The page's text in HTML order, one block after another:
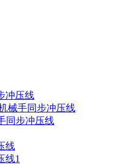
冲压线
械手同步冲压线
同步冲压线
线
线1